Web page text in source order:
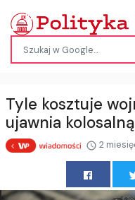
Tyle kosztuje
ujawnia
2